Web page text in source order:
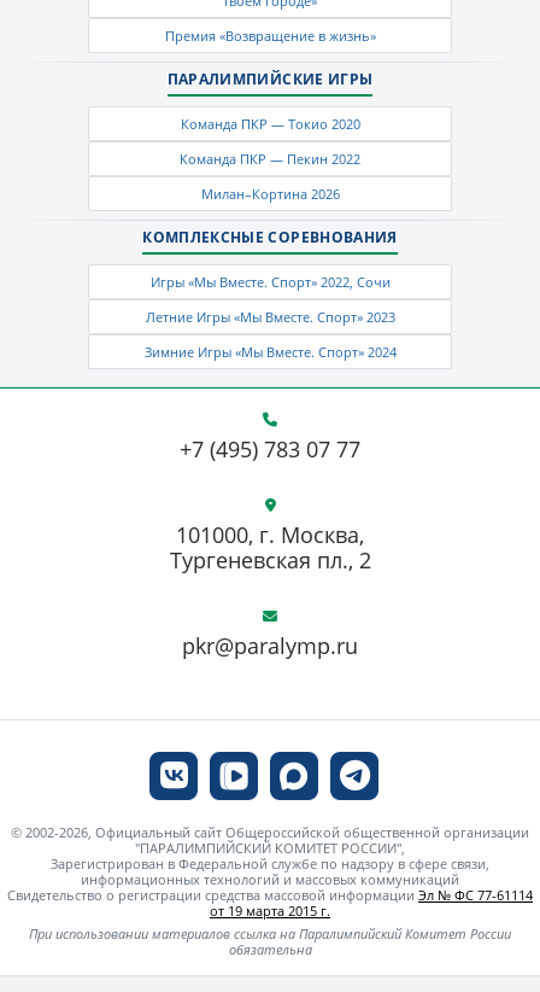
Премия «Возвращение в жизнь»
ПАРАЛИМПИЙСКИЕ ИГРЫ
Команда ПКР — Токио 2020
Команда ПКР — Пекин 2022
Милан–Кортина 2026
КОМПЛЕКСНЫЕ СОРЕВНОВАНИЯ
Игры «Мы Вместе. Спорт» 2022, Сочи
Летние Игры «Мы Вместе. Спорт» 2023
Зимние Игры «Мы Вместе. Спорт» 2024
+7 (495) 783 07 77
pkr@paralymp.ru
101000, г. Москва,
Тургеневская пл., 2
© 2002-2026, Официальный сайт Общероссийской общественной организации
"ПАРАЛИМПИЙСКИЙ КОМИТЕТ РОССИИ",
Зарегистрирован в Федеральной службе по надзору в сфере связи,
информационных технологий и массовых коммуникаций
Свидетельство о регистрации средства массовой информации Эл № ФС 77-61114
от 19 марта 2015 г.
При использовании материалов ссылка на Паралимпийский Комитет России
обязательна